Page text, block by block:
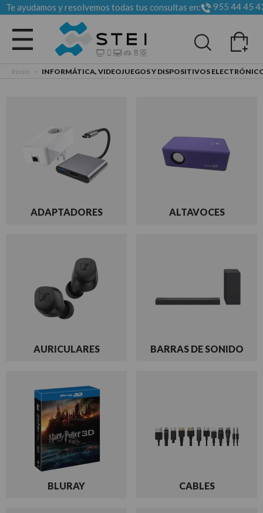
Te ayudamos y resolvemos todas tus consultas en: 955 44 45
Todas las categorias
Inicio > INFORMÁTICA, VIDEOJUEGOS Y DISPOSITIVOS
ADAPTADORES ALTAVOCES
AURICULARES BARRAS DE SONIDO
BLURAY CABLES